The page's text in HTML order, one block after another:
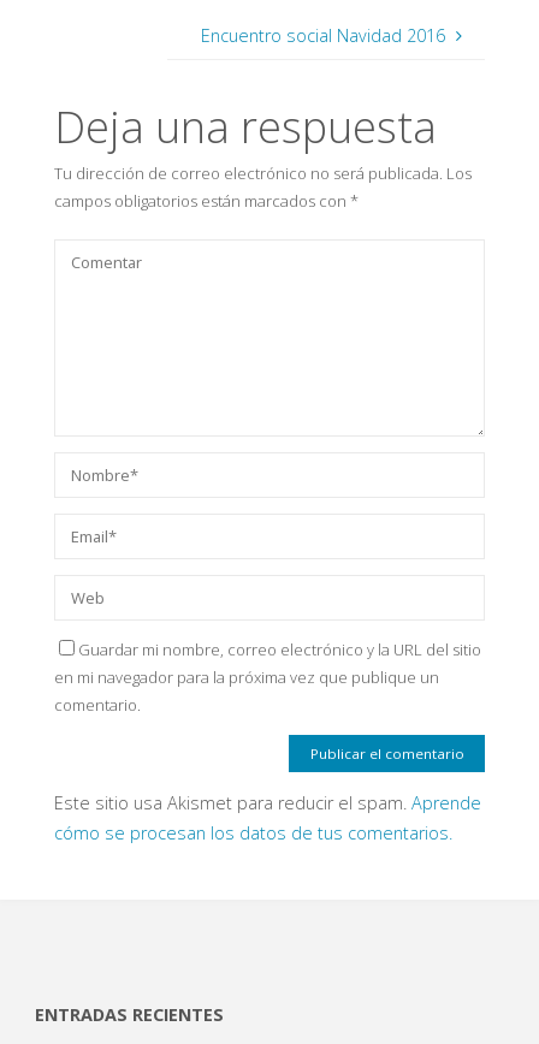
Encuentro social Navidad 2016
Deja una respuesta
Tu dirección de correo electrónico no será publicada. Los
campos obligatorios están marcados con *
Guardar mi nombre, correo electrónico y la URL del sitio
en mi navegador para la próxima vez que publique un
comentario.
Este sitio usa Akismet para reducir el spam. Aprende
cómo se procesan los datos de tus comentarios.
ENTRADAS RECIENTES